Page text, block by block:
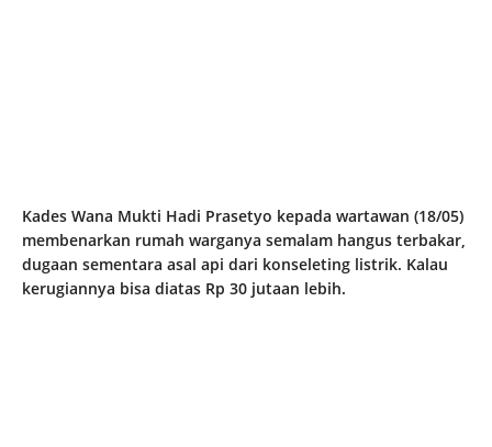
Kades Wana Mukti Hadi Prasetyo kepada wartawan (18/05)
membenarkan rumah warganya semalam hangus terbakar,
dugaan sementara asal api dari konseleting listrik. Kalau
kerugiannya bisa diatas Rp 30 jutaan lebih.